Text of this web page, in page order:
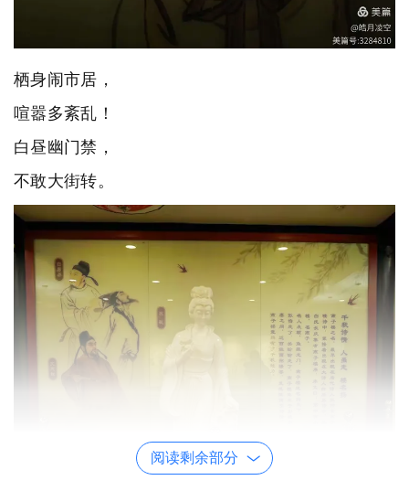
栖身闹市居，
喧嚣多紊乱！
白昼幽门禁，
不敢大街转。
阅读剩余部分